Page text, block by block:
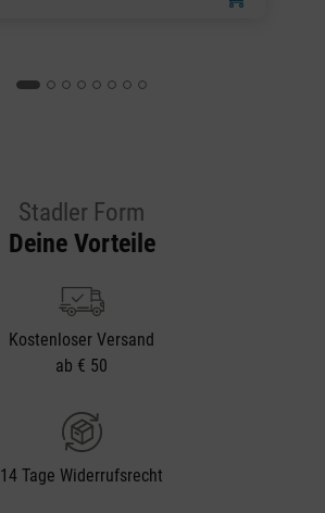
Stadler Form
Deine Vorteile
Kostenloser Versand
ab € 50
14 Tage Widerrufsrecht